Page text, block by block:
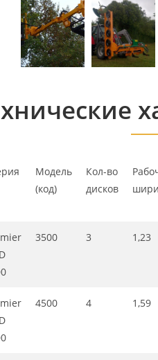
Модель
(код)
Кол-во
дисков
3500 3 1,23
4500 4 1,59